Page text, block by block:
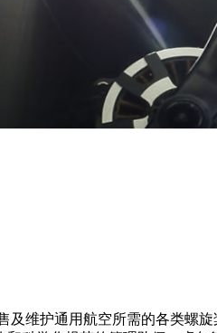
维护通用航空所需的各类螺